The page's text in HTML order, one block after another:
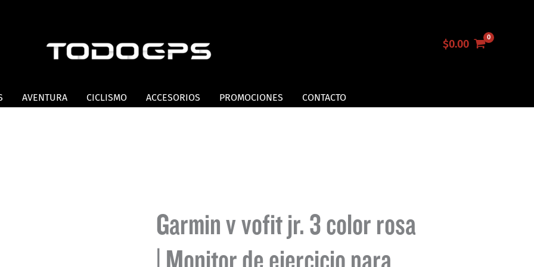
$0.00
AVENTURA CICLISMO ACCESORIOS PROMOCIONES CONTACTO
Garmin vívofit jr. 3 color rosa